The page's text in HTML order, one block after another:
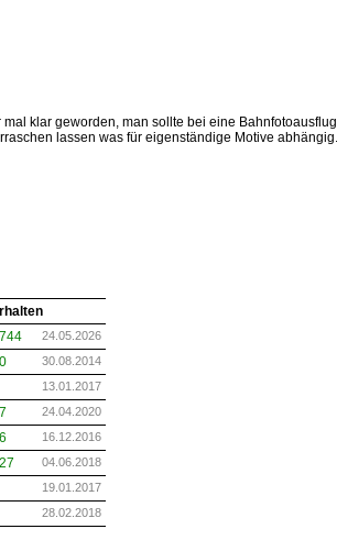
klar geworden, man sollte bei eine
lassen was für eigenständige Motive
24.05.2026
30.08.2014
13.01.2017
24.04.2020
16.12.2016
04.06.2018
19.01.2017
28.02.2018